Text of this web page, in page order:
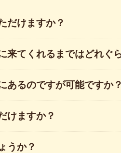
だけますか？
来てくれるまではどれぐ
あるのですが可能ですか？
けますか？
うか？